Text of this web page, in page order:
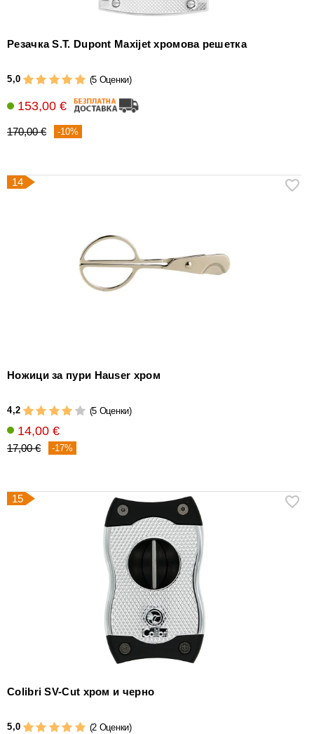
Резачка S.T. Dupont Maxijet хромова решетка
5,0 (5 Оценки)
153,00 €
170,00 € -10%
14
Ножици за пури Hauser хром
4,2 (5 Оценки)
14,00 €
17,00 € -17%
15
Colibri SV-Cut хром и черно
5,0 (2 Оценки)